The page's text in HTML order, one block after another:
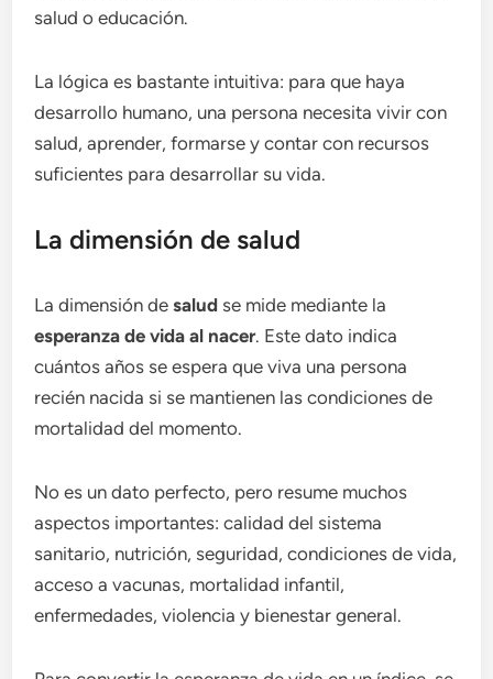
salud o educación.
La lógica es bastante intuitiva: para que haya
desarrollo humano, una persona necesita vivir con
salud, aprender, formarse y contar con recursos
suficientes para desarrollar su vida.
La dimensión de salud
La dimensión desalud se mide mediante la
esperanza de vida al nacer. Este dato indica
cuántos años se espera que viva una persona
recién nacida si se mantienen las condiciones de
mortalidad del momento.
No es un dato perfecto, pero resume muchos
aspectos importantes: calidad del sistema
sanitario, nutrición, seguridad, condiciones de vida,
acceso a vacunas, mortalidad infantil,
enfermedades, violencia y bienestar general.